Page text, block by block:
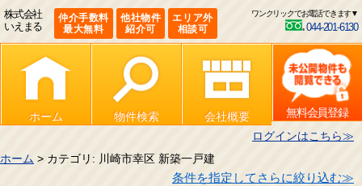
株式会社
いえまる
仲介手数料
最大無料
他社物件
紹介可
エリア外
相談可
ワンクリックでお電話できます▼
044-201-6130
ホーム 物件検索 会社概要
無料会員登録
ログインはこちら≫
ホーム > カテゴリ: 川崎市幸区 新築一戸建
条件を指定してさらに絞り込む≫